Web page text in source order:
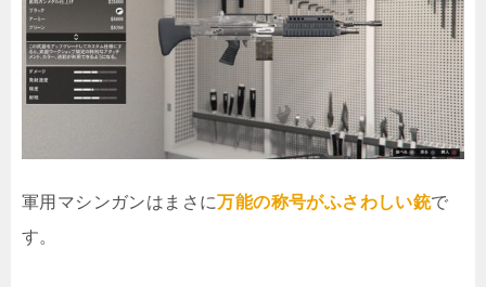
軍用マシンガンはまさに万能の称号がふさわしい銃で
す。